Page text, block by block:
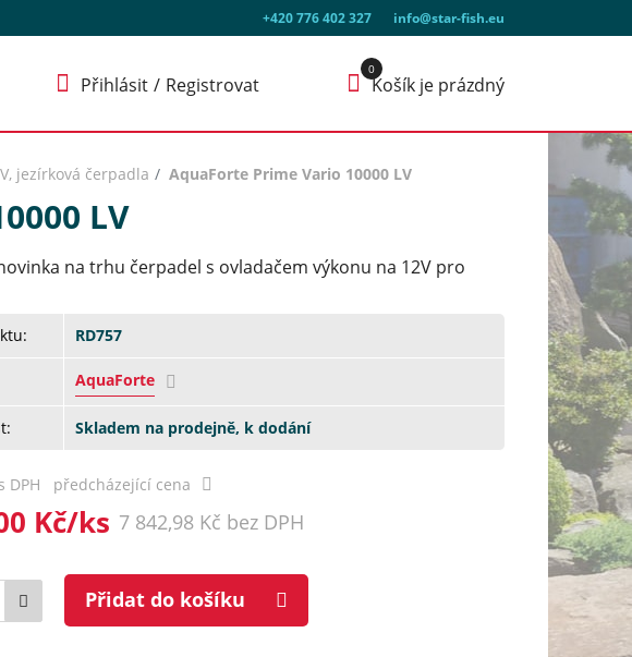
+420 776 402 327 info@star-fish.eu
Přihlásit Registrovat Košík je prázdný
jezírková čerpadla AquaForte Prime Vario 10000 LV
LV
na trhu čerpadel s ovladačem výkonu na 12V pro
RD757
AquaForte
Skladem na prodejně, k dodání
s DPH předcházející cena
Kč/ks 7 842,98 Kč bez DPH
Přidat do košíku